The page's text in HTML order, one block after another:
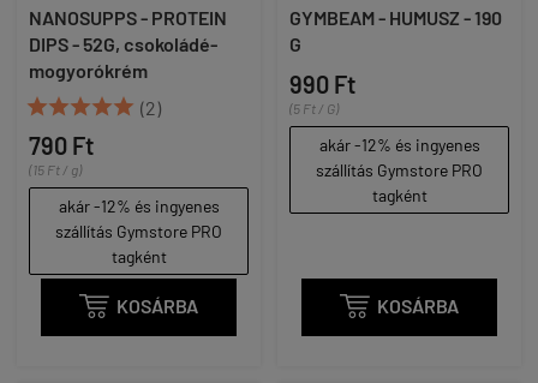
NANOSUPPS - PROTEIN
DIPS - 52G, csokoládé-
mogyorókrém
 (2)
790 Ft
(15 Ft / g)
akár -12% és ingyenes
szállítás Gymstore PRO
tagként
 KOSÁRBA
GYMBEAM - HUMUSZ - 190
G
990 Ft
(5 Ft / G)
akár -12% és ingyenes
szállítás Gymstore PRO
tagként
 KOSÁRBA